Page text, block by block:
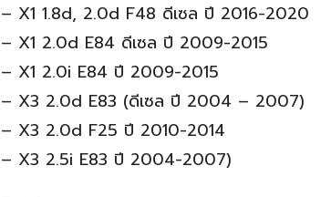
– X1 1.8d, 2.0d F48 ดีเซล ปี 2016-2020
– X1 2.0d E84 ดีเซล ปี 2009-2015
– X1 2.0i E84 ปี 2009-2015
– X3 2.0d E83 (ดีเซล ปี 2004 – 2007)
– X3 2.0d F25 ปี 2010-2014
– X3 2.5i E83 ปี 2004-2007)